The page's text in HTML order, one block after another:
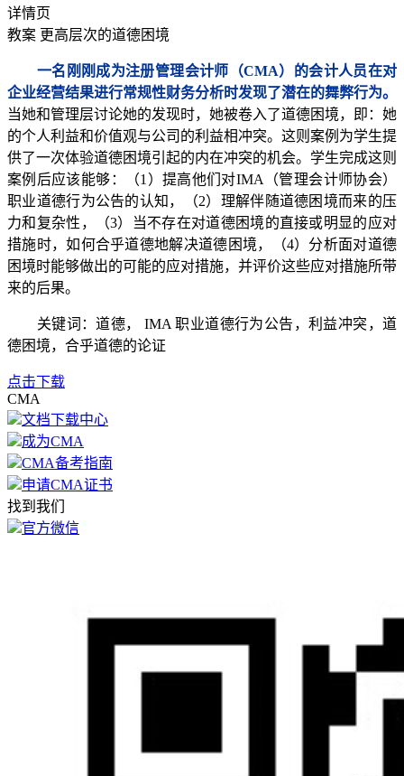
详情页
教案 更高层次的道德困境
一名刚刚成为注册管理会计师（CMA）的会计人员在对
企业经营结果进行常规性财务分析时发现了潜在的舞弊行为。
当她和管理层讨论她的发现时，她被卷入了道德困境，即：她
的个人利益和价值观与公司的利益相冲突。这则案例为学生提
供了一次体验道德困境引起的内在冲突的机会。学生完成这则
案例后应该能够：（1）提高他们对IMA（管理会计师协会）
职业道德行为公告的认知，（2）理解伴随道德困境而来的压
力和复杂性，（3）当不存在对道德困境的直接或明显的应对
措施时，如何合乎道德地解决道德困境，（4）分析面对道德
困境时能够做出的可能的应对措施，并评价这些应对措施所带
来的后果。
关键词：道德， IMA 职业道德行为公告，利益冲突，道
德困境，合乎道德的论证
点击下载
CMA
文档下载中心
成为CMA
CMA备考指南
申请CMA证书
找到我们
官方微信